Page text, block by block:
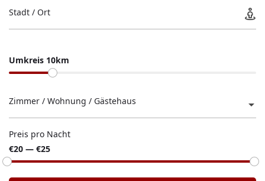
Stadt / Ort
Umkreis 10km
Zimmer / Wohnung / Gästehaus
Preis pro Nacht
€20 — €25